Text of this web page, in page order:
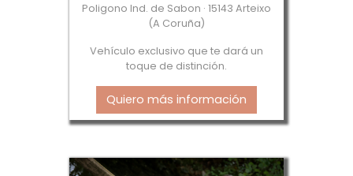
Poligono Ind. de Sabon · 15143 Arteixo
(A Coruña)
Vehículo exclusivo que te dará un
toque de distinción.
Quiero más información